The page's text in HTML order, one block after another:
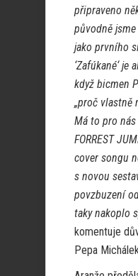
připraveno
původně
jako prvního
‘Zafúkané‘ je
když bicmen
„proč vlastně
Má to pro
FORREST
cover songu
s novou
povzbuzení
taky nakoplo
komentuje
Pepa